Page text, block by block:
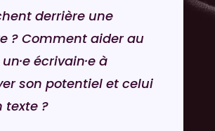
derrière une
? Comment aider au
écrivain·e à
son potentiel et celui
texte ?